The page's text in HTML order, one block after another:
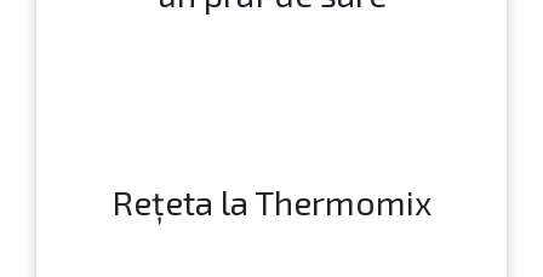
Rețeta la Thermomix